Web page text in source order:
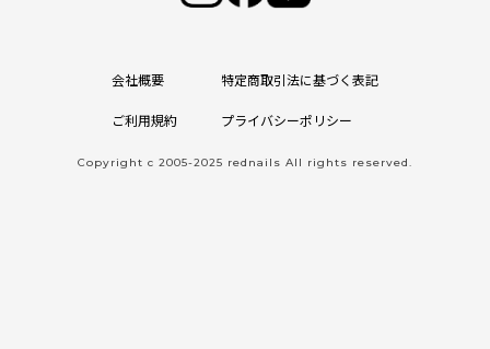
会社概要 特定商取引法に基づく表記
ご利用規約 プライバシーポリシー
Copyright c 2005-2025 rednails All rights reserved.